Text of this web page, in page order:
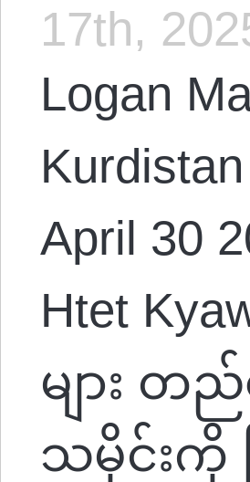
17th,
Logan
April 30
Htet
များ တ
သမိုင်းကို